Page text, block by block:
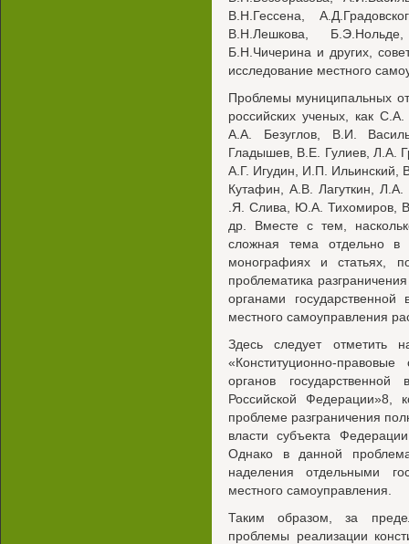
В.Н.Гессена,
В.Н.Лешкова,
Б.Н.Чичерина и других,
исследование местного
Проблемы муниципальных
российских ученых, как
А.А. Безуглов, В.И.
Гладышев, В.Е. Гулиев, Л.А.
А.Г. Игудин, И.П. Ильинский,
Кутафин, А.В. Лагуткин,
.Я. Слива, Ю.А. Тихомиров,
др. Вместе с тем,
сложная тема отдельно в
монографиях и статьях,
проблематика
органами
местного самоуправления
Здесь следует отметить
«Конституционно-
органов
Российской Федерации»8,
проблеме разграничения
власти субъекта
Однако в данной
наделения отдельными
местного самоуправления.
Таким образом, за
проблемы реализации